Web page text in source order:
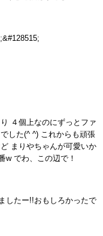
４個上なのにずっとファ
した(^ ^) これからも頑張
まりやちゃんが可愛いか
w でわ、この辺で！
したー!!おもしろかったで